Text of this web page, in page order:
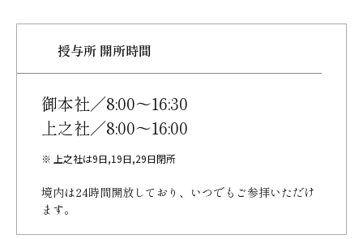
授与所 開所時間
御本社／8:00～16:30
上之社／8:00～16:00
※ 上之社は9日,19日,29日閉所
境内は24時間開放しており、 いつでもご参拝いただけ
ます。